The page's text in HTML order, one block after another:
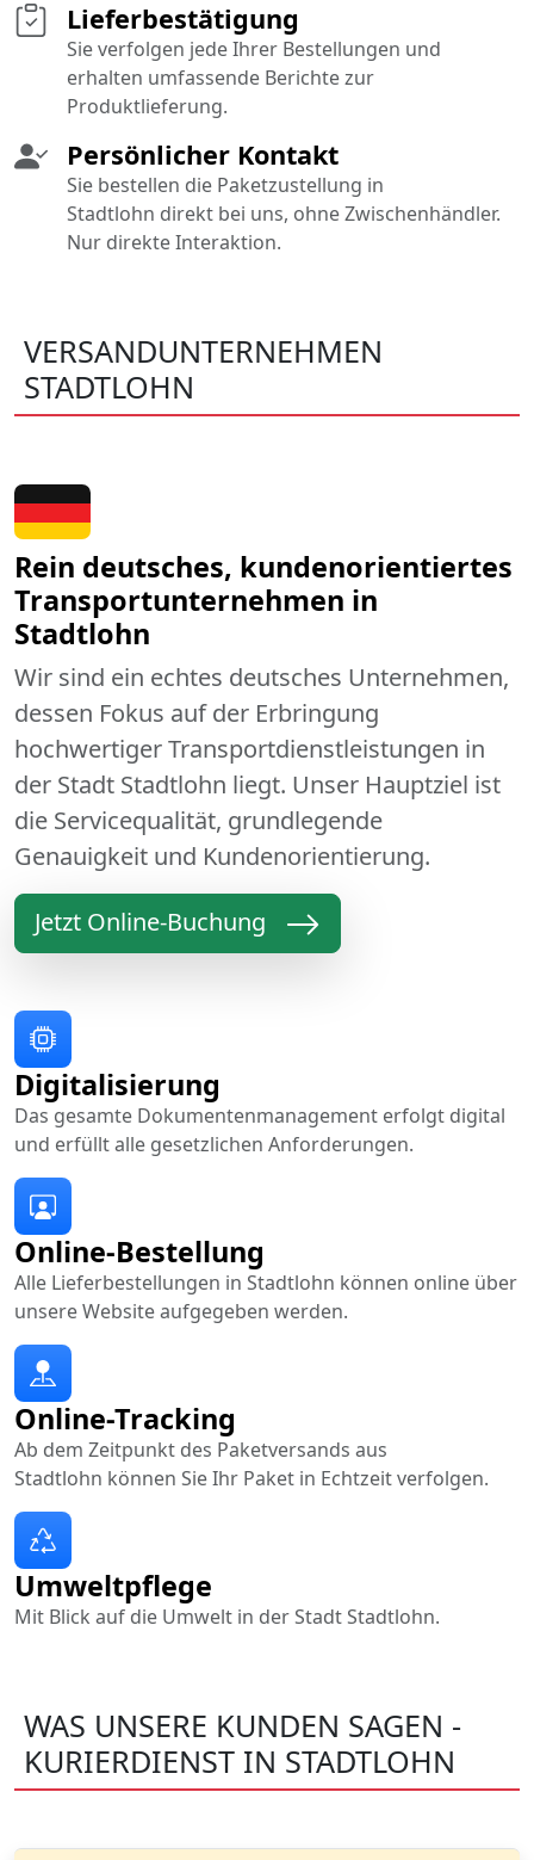
Persönlicher Kontakt
Sie bestellen die Paketzustellung in
Stadtlohn direkt bei uns, ohne Zwischenhändler.
Nur direkte Interaktion.
Lieferbestätigung
Sie verfolgen jede Ihrer Bestellungen und
erhalten umfassende Berichte zur
Produktlieferung.
VERSANDUNTERNEHMEN
STADTLOHN
Rein deutsches, kundenorientiertes
Transportunternehmen in
Stadtlohn
Wir sind ein echtes deutsches Unternehmen,
dessen Fokus auf der Erbringung
hochwertiger Transportdienstleistungen in
der Stadt Stadtlohn liegt. Unser Hauptziel ist
die Servicequalität, grundlegende
Genauigkeit und Kundenorientierung.
Jetzt Online-Buchung
Online-Bestellung
Alle Lieferbestellungen in Stadtlohn können online über
unsere Website aufgegeben werden.
Online-Tracking
Ab dem Zeitpunkt des Paketversands aus
Stadtlohn können Sie Ihr Paket in Echtzeit verfolgen.
Digitalisierung
Das gesamte Dokumentenmanagement erfolgt digital
und erfüllt alle gesetzlichen Anforderungen.
Umweltpflege
Mit Blick auf die Umwelt in der Stadt Stadtlohn.
WAS UNSERE KUNDEN SAGEN -
KURIERDIENST IN STADTLOHN